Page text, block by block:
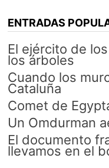
ENTRADAS
El ejército de
los árboles
Cuando los
Cataluña
Comet de
Un Omdurman
El documento
llevamos en el